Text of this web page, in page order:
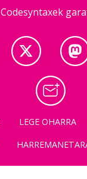
Codesyntaxek
LEGE OHARRA